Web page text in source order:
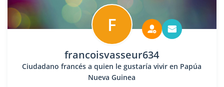
F
francoisvasseur634
Ciudadano francés a quien le gustaría vivir en Papúa
Nueva Guinea